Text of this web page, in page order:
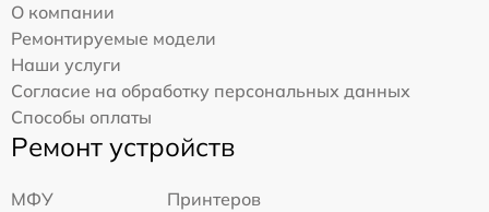
О компании
Ремонтируемые модели
Наши услуги
Согласие на обработку персональных данных
Способы оплаты
Ремонт устройств
МФУ
Принтеров